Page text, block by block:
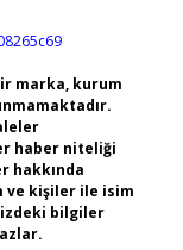
marka, kurum
haber niteliği
hakkında
ve kişiler ile isim
bilgiler